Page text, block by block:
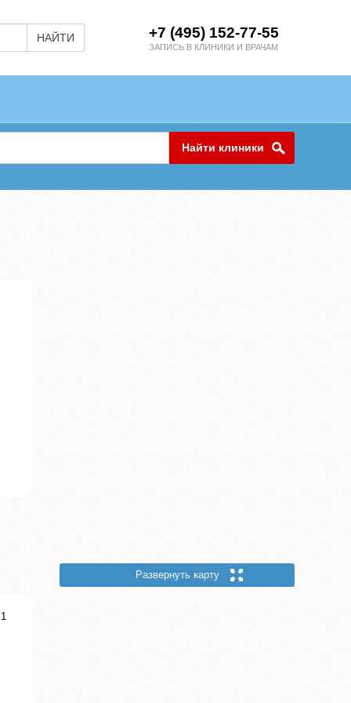
НАЙТИ +7 (495) 152-77-55
ЗАПИСЬ В КЛИНИКИ И ВРАЧАМ
Найти клиники
Развернуть карту